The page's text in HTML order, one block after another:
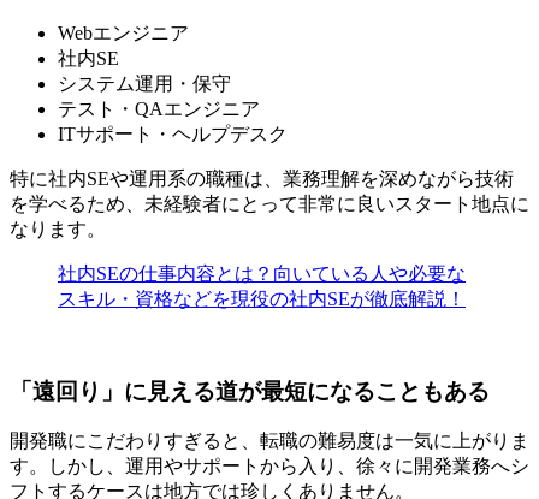
Webエンジニア
社内SE
システム運用・保守
テスト・QAエンジニア
ITサポート・ヘルプデスク
特に社内SEや運用系の職種は、業務理解を深めながら技術
を学べるため、 未経験者にとって非常に良いスタート地点に
なります。
社内SEの仕事内容とは？向いている人や必要な
スキル・資格などを現役の社内SEが徹底解説！
「遠回り」に見える道が最短になることもある
開発職にこだわりすぎると、転職の難易度は一気に上がりま
す。しかし、運用やサポートから入り、 徐々に開発業務へシ
フトするケースは地方では珍しくありません。